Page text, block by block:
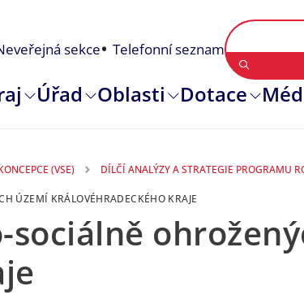
sekce Telefonní seznam
Úřad Oblasti Dotace
(VSE) DÍLČÍ ANALÝZY A STRATEGIE PROGRAMU
ÚZEMÍ KRÁLOVÉHRADECKÉHO KRAJE